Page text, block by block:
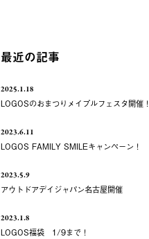
最近の記事
2025.1.18
LOGOSのおまつりメイプルフェスタ開催！
2023.6.11
LOGOS FAMILY SMILEキャンペーン！
2023.5.9
アウトドアデイジャパン名古屋開催
2023.1.8
LOGOS福袋 1/9まで！